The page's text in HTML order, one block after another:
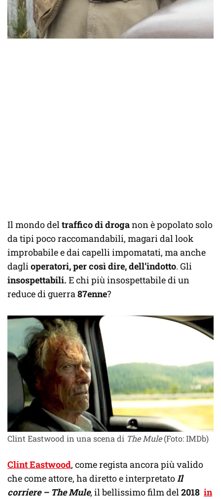
Il mondo deltraffico di droganon è popolato solo
da tipi poco raccomandabili, magari dal look
improbabile e dai capelli impomatati, ma anche
daglioperatori, per così dire, dell’indotto. Gli
insospettabili. E chi più insospettabile di un
reduce di guerra87enne?
Clint Eastwood in una scena di The Mule(Foto: IMDb)
Clint Eastwood, come regista ancora più valido
che come attore, ha diretto e interpretatoIl
corriere – The Mule, il bellissimo film del2018 in